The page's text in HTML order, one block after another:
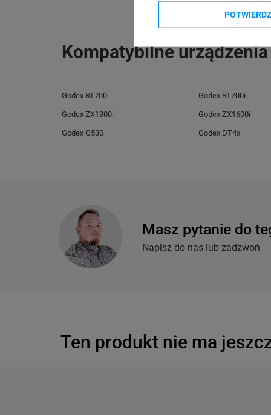
e-mail:
Kompatybilne urządzenia
Godex RT700 Godex RT700i
Godex ZX1300i Godex ZX1600i
Godex G530 Godex DT4x
Masz pytanie do
Napisz do nas lub zadzwoń
Ten produkt nie ma